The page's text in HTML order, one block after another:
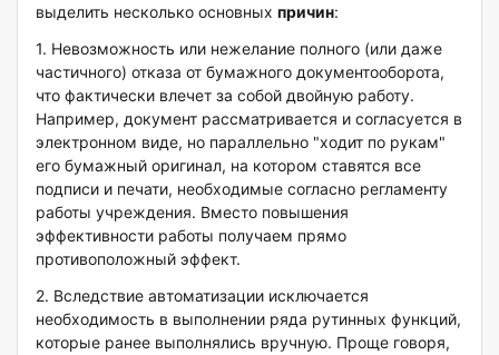
выделить несколько основных причин:
1. Невозможность или нежелание полного (или даже
частичного) отказа от бумажного документооборота,
что фактически влечет за собой двойную работу.
Например, документ рассматривается и согласуется в
электронном виде, но параллельно "ходит по рукам"
его бумажный оригинал, на котором ставятся все
подписи и печати, необходимые согласно регламенту
работы учреждения. Вместо повышения
эффективности работы получаем прямо
противоположный эффект.
2. Вследствие автоматизации исключается
необходимость в выполнении ряда рутинных функций,
которые ранее выполнялись вручную. Проще говоря,